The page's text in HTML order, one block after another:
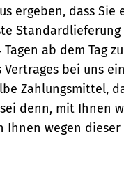
ergeben, dass
ab dem Tag
bei uns
Zahlungsmittel,
denn, mit Ihnen
Ihnen wegen